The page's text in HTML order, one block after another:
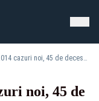
Bilanț CoVid-19: 1.014 cazuri noi, 45 de decese, 479 pacienți în ATI
noi, 45 de